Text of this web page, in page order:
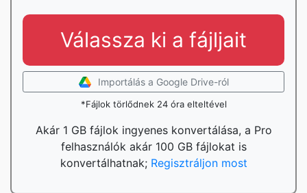
Válassza ki a fájljait
Importálás a Google Drive-ról
*Fájlok törlődnek 24 óra elteltével
Akár 1 GB fájlok ingyenes konvertálása, a Pro
felhasználók akár 100 GB fájlokat is
konvertálhatnak; Regisztráljon most